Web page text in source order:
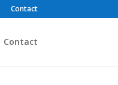
Contact
Contact